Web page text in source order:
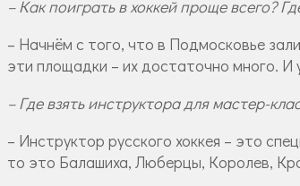
– Как поиграть в хоккей проще всего?
– Начнём с того, что в Подмосковье
эти площадки – их достаточно много. И
– Где взять инструктора для мастер-
– Инструктор русского хоккея – это
то это Балашиха, Люберцы, Королев,